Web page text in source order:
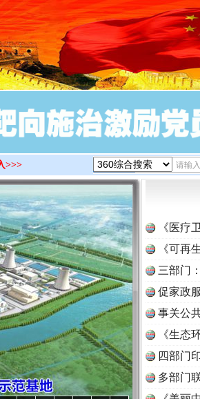
>>>
《医疗
《可再
三部门
促家政
事关公
《生态
读
四部门
多部门